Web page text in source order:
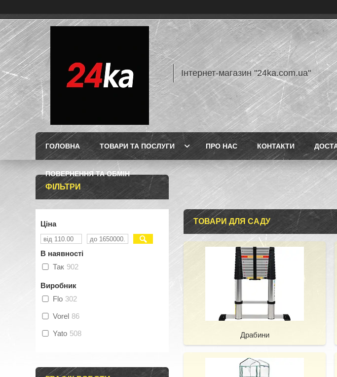
Інтернет-магазин "24ka.com.ua"
ГОЛОВНА ТОВАРИ ТА ПОСЛУГИ ПРО НАС КОНТАКТИ
ПОВЕРНЕННЯ ТА ОБМІН
ТОВАРИ ДЛЯ САДУ
Драбини
ФІЛЬТРИ
Ціна
В наявності
Так 902
Виробник
Flo 302
Vorel 86
Yato 508